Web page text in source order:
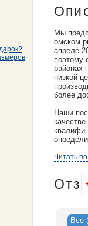
Мы
омском
апреле
поэтому
районах
низкой
более
Наши
В
Читать
Все